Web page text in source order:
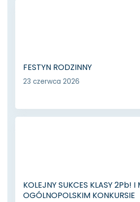
FESTYN RODZINNY
23 czerwca 2026
KOLEJNY SUKCES KLASY 2Pb! I
OGÓLNOPOLSKIM KONKURSIE